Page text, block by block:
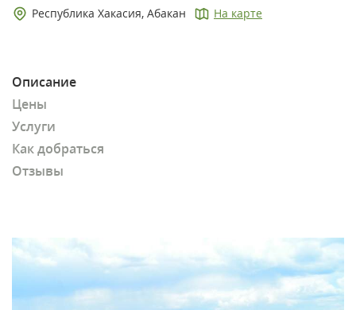
Республика Хакасия, Абакан
На карте
Описание
Цены
Услуги
Как добраться
Отзывы